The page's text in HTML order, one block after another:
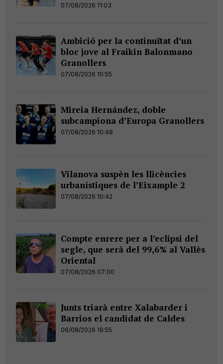
07/08/2026 11:03
Ambició per la continuïtat d’un
bloc jove al Fraikin Balonmano
Granollers
07/08/2026 10:55
Mireia Hernández, doble
subcampiona d’Europa Granollers
07/08/2026 10:48
Vilanova suspèn les llicències
urbanístiques de l’Eixample 2
07/08/2026 10:42
Compte enrere per a l’eclipsi del
segle, que serà del 99,6% al Vallès
Oriental
07/08/2026 07:00
Junts triarà entre Xalabarder i
Barrios el candidat de Caldes
06/08/2026 19:55